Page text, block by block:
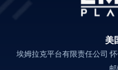
美
埃姆拉克平台有限责任公司